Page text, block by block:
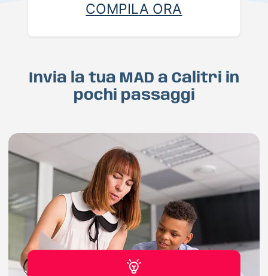
COMPILA ORA
Invia la tua MAD a Calitri in
pochi passaggi